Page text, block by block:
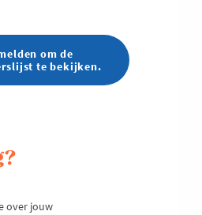
om de
te bekijken.
over jouw